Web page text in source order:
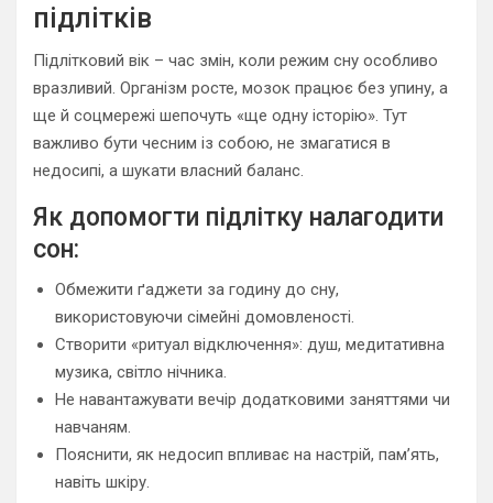
підлітків
Підлітковий вік – час змін, коли режим сну особливо
вразливий. Організм росте, мозок працює без упину, а
ще й соцмережі шепочуть «ще одну історію». Тут
важливо бути чесним із собою, не змагатися в
недосипі, а шукати власний баланс.
Як допомогти підлітку налагодити
сон:
Обмежити ґаджети за годину до сну,
використовуючи сімейні домовленості.
Створити «ритуал відключення»: душ, медитативна
музика, світло нічника.
Не навантажувати вечір додатковими заняттями чи
навчаням.
Пояснити, як недосип впливає на настрій, пам’ять,
навіть шкіру.